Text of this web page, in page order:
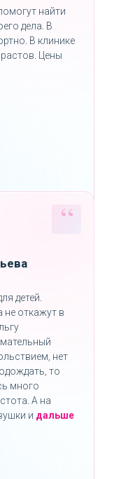
найти
дела. В
В клинике
Цены
детей.
не откажут в
нет
то
много
А на
и дальше«»